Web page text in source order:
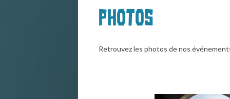
Photos
Retrouvez les photos de nos